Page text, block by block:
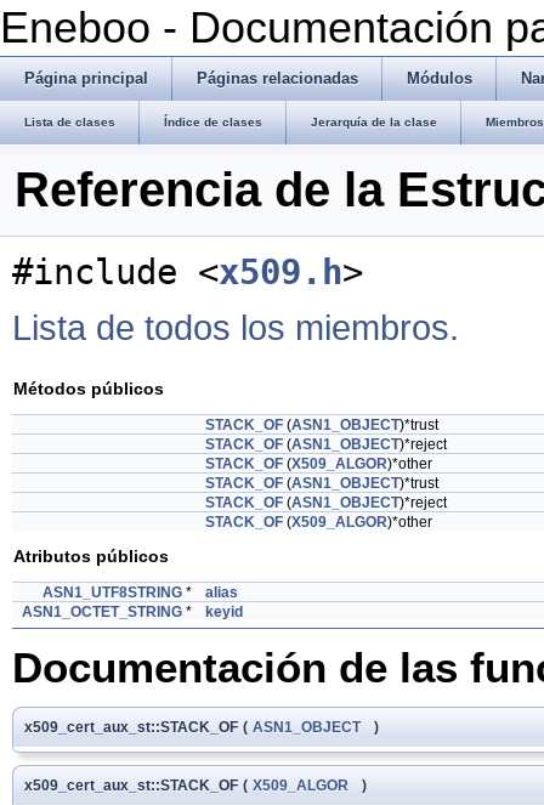
Eneboo - Documentación
Página principal Páginas relacionadas Módulos
Lista de clases Índice de clases Jerarquía de la clase
Referencia de la
#include <x509.h>
Lista de todos los miembros.
Métodos públicos
STACK_OF (ASN1_OBJECT)*trust
STACK_OF (ASN1_OBJECT)*reject
STACK_OF (X509_ALGOR)*other
STACK_OF (ASN1_OBJECT)*trust
STACK_OF (ASN1_OBJECT)*reject
STACK_OF (X509_ALGOR)*other
Atributos públicos
ASN1_UTF8STRING *
alias
ASN1_OCTET_STRING * keyid
Documentación de las
x509_cert_aux_st::STACK_OF ( ASN1_OBJECT )
x509_cert_aux_st::STACK_OF ( X509_ALGOR )